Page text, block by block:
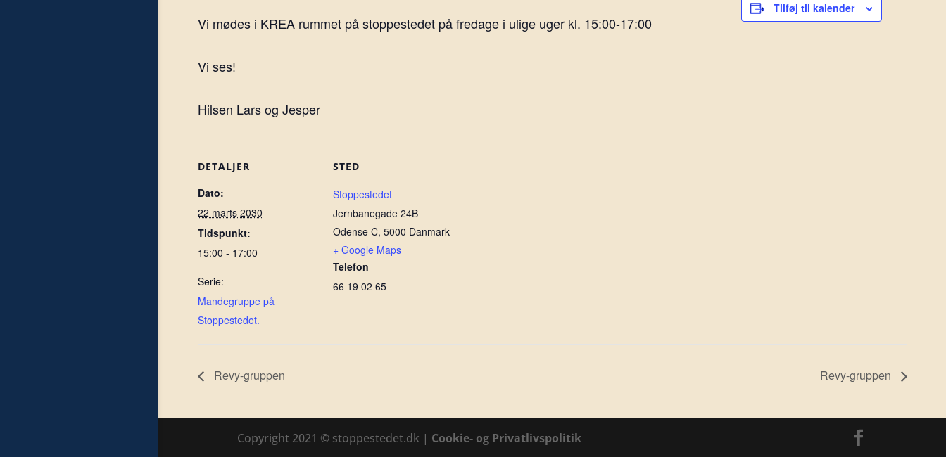
Vi mødes i KREA rummet på stoppestedet på fredage i ulige uger kl. 15:00-17:00
Vi ses!
Hilsen Lars og Jesper
Tilføj til kalender
DETALJER
Dato:
22 marts 2030
Tidspunkt:
15:00 - 17:00
Serie:
Mandegruppe på
Stoppestedet.
STED
Stoppestedet
Jernbanegade 24B
Odense C, 5000 Danmark
+ Google Maps
Telefon
66 19 02 65
Revy-gruppen Revy-gruppen
Copyright 2021 © stoppestedet.dk | Cookie- og Privatlivspolitik